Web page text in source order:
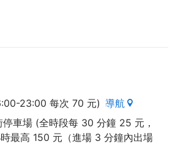
23:00 每次 70 元) 導航
車場 (全時段每 30 分鐘 25 元，
最高 150 元（進場 3 分鐘內出場